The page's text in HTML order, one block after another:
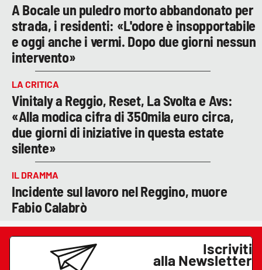
A Bocale un puledro morto abbandonato per
strada, i residenti: «L'odore è insopportabile
e oggi anche i vermi. Dopo due giorni nessun
intervento»
LA CRITICA
Vinitaly a Reggio, Reset, La Svolta e Avs:
«Alla modica cifra di 350mila euro circa,
due giorni di iniziative in questa estate
silente»
IL DRAMMA
Incidente sul lavoro nel Reggino, muore
Fabio Calabrò
Iscriviti
alla Newsletter